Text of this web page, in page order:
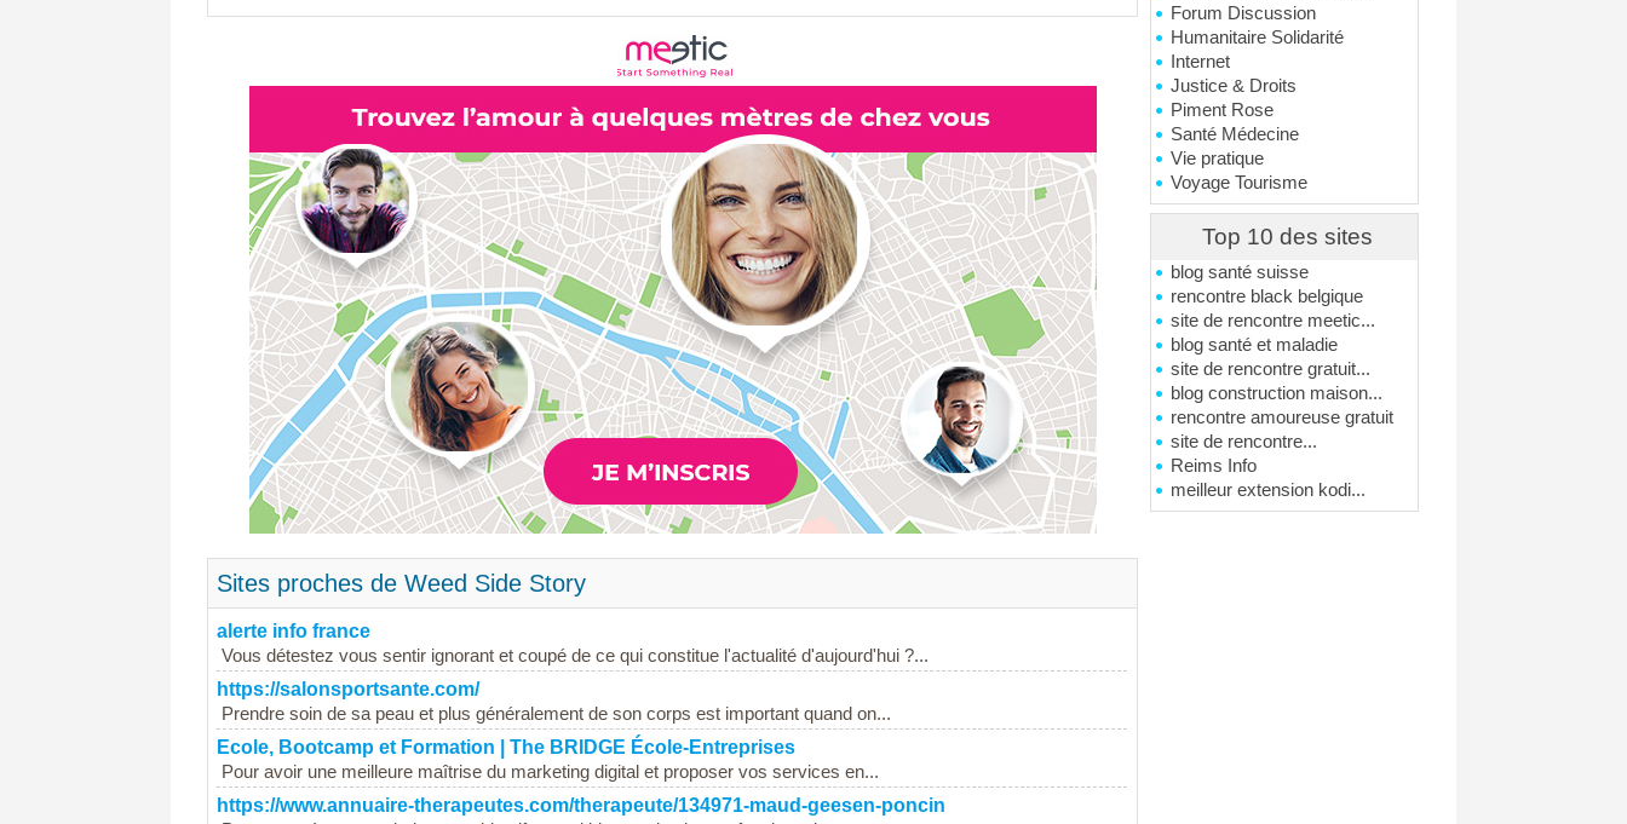
Forum Discussion
Humanitaire Solidarité
Internet
Justice & Droits
Piment Rose
Santé Médecine
Vie pratique
Voyage Tourisme
Top 10 des sites
blog santé suisse
rencontre black belgique
site de rencontre meetic...
blog santé et maladie
site de rencontre gratuit...
blog construction maison...
rencontre amoureuse gratuit
site de rencontre...
Reims Info
meilleur extension kodi...
Sites proches de Weed Side Story
alerte info france
Vous détestez vous sentir ignorant et coupé de ce qui constitue l'actualité d'aujourd'hui ?...
https://salonsportsante.com/
Prendre soin de sa peau et plus généralement de son corps est important quand on...
Ecole, Bootcamp et Formation | The BRIDGE École-Entreprises
Pour avoir une meilleure maîtrise du marketing digital et proposer vos services en...
https://www.annuaire-therapeutes.com/therapeute/134971-maud-geesen-poncin